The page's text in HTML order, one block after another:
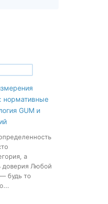
нормативные
GUM и
а
доверия Любой
будь то